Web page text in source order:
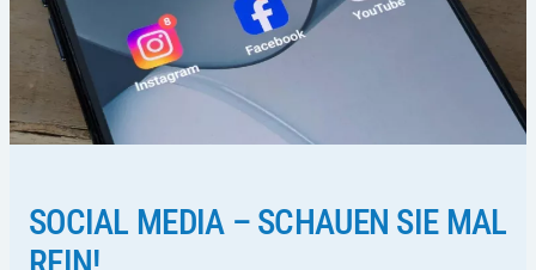
SOCIAL MEDIA – SCHAUEN SIE MAL